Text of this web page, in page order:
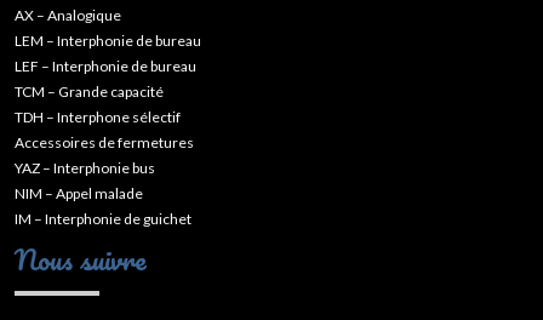
AX – Analogique
LEM – Interphonie de bureau
LEF – Interphonie de bureau
TCM – Grande capacité
TDH – Interphone sélectif
Accessoires de fermetures
YAZ – Interphonie bus
NIM – Appel malade
IM – Interphonie de guichet
Nous suivre